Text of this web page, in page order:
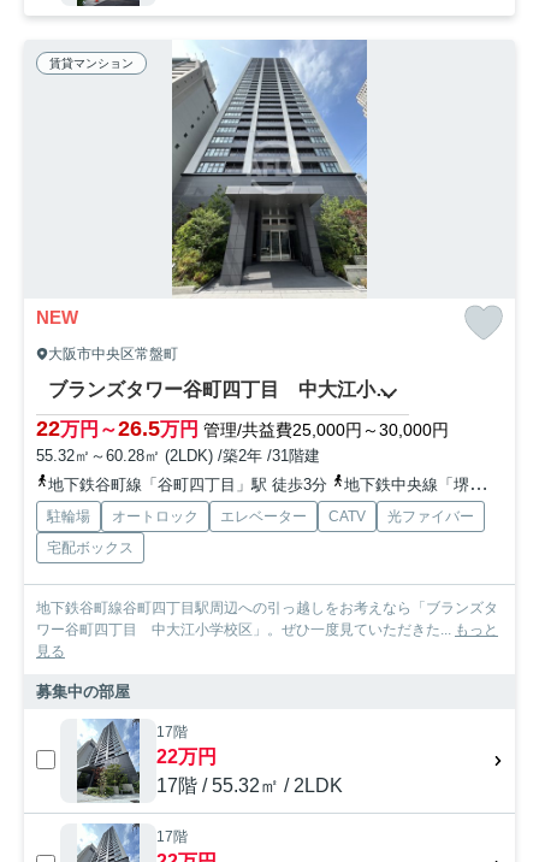
賃貸マンション
NEW
大阪市中央区常盤町
ブランズタワー谷町四丁目 中大江小学校区
22万円～26.5万円 管理/共益費25,000円～30,000円
55.32㎡～60.28㎡ (2LDK) /築2年 /31階建
地下鉄谷町線「谷町四丁目」駅 徒歩3分
地下鉄中央線「堺筋本町」駅 徒歩7分
駐輪場 オートロック エレベーター CATV
光ファイバー
宅配ボックス
地下鉄谷町線谷町四丁目駅周辺への引っ越しをお考えなら「ブランズタ
ワー谷町四丁目 中大江小学校区」。ぜひ一度見ていただきた...
もっと
見る
募集中の部屋
17階
22万円
17階 / 55.32㎡ / 2LDK
17階